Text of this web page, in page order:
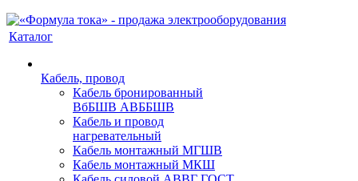
Каталог
Кабель, провод
Кабель бронированный
ВбБШВ АВББШВ
Кабель и провод
нагревательный
Кабель монтажный МГШВ
Кабель монтажный МКШ